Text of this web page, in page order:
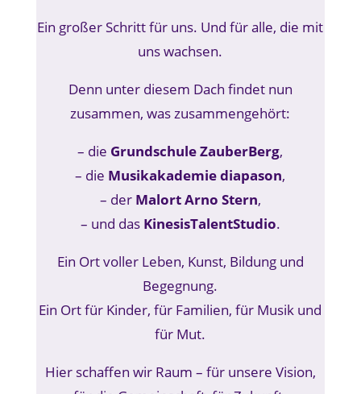
Ein großer Schritt für uns. Und für alle, die mit
uns wachsen.
Denn unter diesem Dach findet nun
zusammen, was zusammengehört:
– die Grundschule ZauberBerg,
– die Musikakademie diapason,
– der Malort Arno Stern,
– und das KinesisTalentStudio.
Ein Ort voller Leben, Kunst, Bildung und
Begegnung.
Ein Ort für Kinder, für Familien, für Musik und
für Mut.
Hier schaffen wir Raum – für unsere Vision,